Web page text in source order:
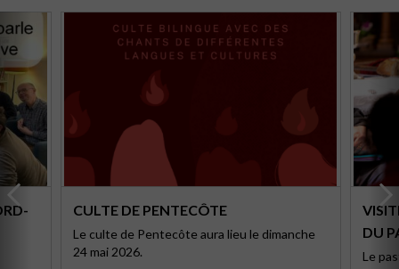
CULTE DE PENTECÔTE
Le culte de Pentecôte aura lieu le dimanche
24 mai 2026.
DU
Le